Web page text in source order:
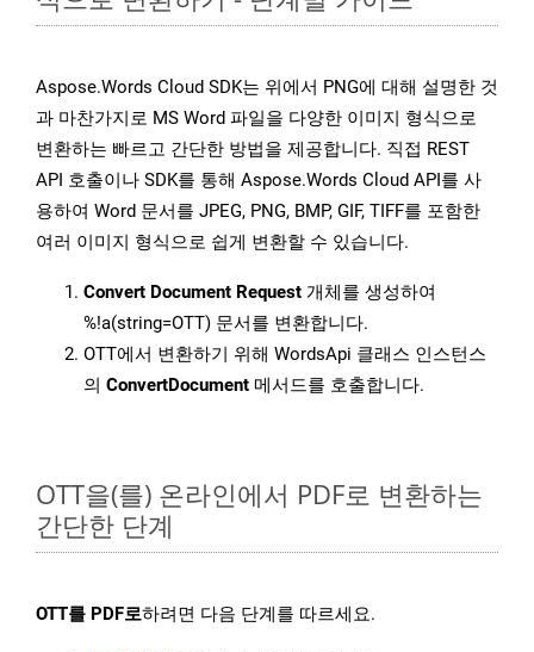
Aspose.Words Cloud SDK는 위에서 PNG에 대해 설명한 것
과 마찬가지로 MS Word 파일을 다양한 이미지 형식으로
변환하는 빠르고 간단한 방법을 제공합니다. 직접 REST
API 호출이나 SDK를 통해 Aspose.Words Cloud API를 사
용하여 Word 문서를 JPEG, PNG, BMP, GIF, TIFF를 포함한
여러 이미지 형식으로 쉽게 변환할 수 있습니다.
Convert Document Request 개체를 생성하여
%!a(string=OTT) 문서를 변환합니다.
OTT에서 변환하기 위해 WordsApi 클래스 인스턴스
의 ConvertDocument 메서드를 호출합니다.
OTT을(를) 온라인에서 PDF로 변환하는
간단한 단계
OTT를 PDF로하려면 다음 단계를 따르세요.